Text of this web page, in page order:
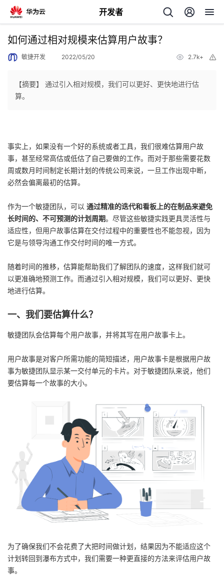
开发者
返
人
主
我
的
发
者
我
的
博
客
我
的
论
坛
我
的
圈
子
我
的
直
我
的
我
开
者
堂
的
Programs
我
支
我
如何通过相对规模来估算用户故事？
敏捷开发 2022/05/20 2.7k+
【摘要】 通过引入相对规模，我们可以更好、更快地进行估
算。
事实上，如果没有一个好的系统或者工具，我们很难估算用户故
事，甚至经常高估或低估了自己要做的工作。而对于那些需要花数
周或数月时间制定长期计划的传统公司来说，一旦工作出现中断，
必然会偏离最初的估算。
作为一个敏捷团队，可以 通过精准的迭代和看板上的在制品来避免
长时间的、不可预测的计划周期。尽管这些敏捷实践更具灵活性与
适应性，但用户故事估算在交付过程中的重要性也不能忽视，因为
它是与领导沟通工作交付时间的唯一方式。
随着时间的推移，估算能帮助我们了解团队的速度，这样我们就可
以更准确地预测工作。而通过引入相对规模，我们可以更好、更快
地进行估算。
一、我们要估算什么？
敏捷团队会估算每个用户故事，并将其写在用户故事卡上。
用户故事是对客户所需功能的简短描述，用户故事卡是根据用户故
事为敏捷团队显示某一交付单元的卡片。对于敏捷团队来说，他们
要估算每一个故事的大小。
为了确保我们不会花费了大把时间做计划，结果因为不能适应这个
计划转回到瀑布方式中，我们需要一种更直接的方法来评估用户故
事。